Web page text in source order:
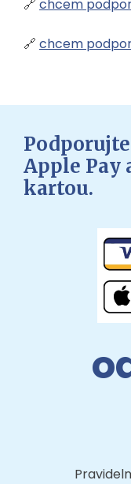
🔗 chcem
🔗 chcem
Apple Pay
kartou.